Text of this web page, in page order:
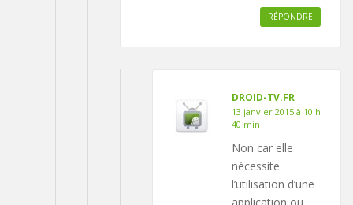
RÉPONDRE
DROID-TV.FR
13 janvier 2015 à 10 h
40 min
Non car elle
nécessite
l’utilisation d’une